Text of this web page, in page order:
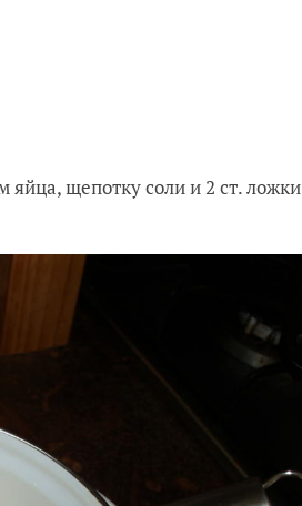
яйца, щепотку соли и 2 ст. ложки